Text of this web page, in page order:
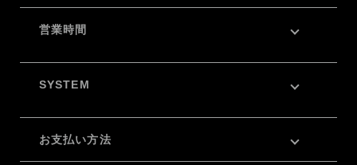
営業時間
SYSTEM
お支払い方法